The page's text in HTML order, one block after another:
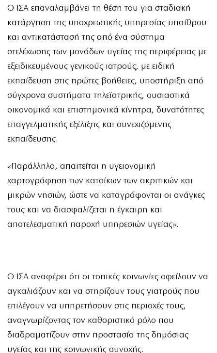
Ο ΙΣΑ επαναλαμβάνει τη θέση του για σταδιακή
κατάργηση της υποχρεωτικής υπηρεσίας υπαίθρου
και αντικατάστασή της από ένα σύστημα
στελέχωσης των μονάδων υγείας της περιφέρειας με
εξειδικευμένους γενικούς ιατρούς, με ειδική
εκπαίδευση στις πρώτες βοήθειες, υποστήριξη από
σύγχρονα συστήματα τηλεϊατρικής, ουσιαστικά
οικονομικά και επιστημονικά κίνητρα, δυνατότητες
επαγγελματικής εξέλιξης και συνεχιζόμενης
εκπαίδευσης.
«Παράλληλα, απαιτείται η υγειονομική
χαρτογράφηση των κατοίκων των ακριτικών και
μικρών νησιών, ώστε να καταγράφονται οι ανάγκες
τους και να διασφαλίζεται η έγκαιρη και
αποτελεσματική παροχή υπηρεσιών υγείας».
Ο ΙΣΑ αναφέρει ότι οι τοπικές κοινωνίες οφείλουν να
αγκαλιάζουν και να στηρίζουν τους γιατρούς που
επιλέγουν να υπηρετήσουν στις περιοχές τους,
αναγνωρίζοντας τον καθοριστικό ρόλο που
διαδραματίζουν στην προστασία της δημόσιας
υγείας και της κοινωνικής συνοχής.